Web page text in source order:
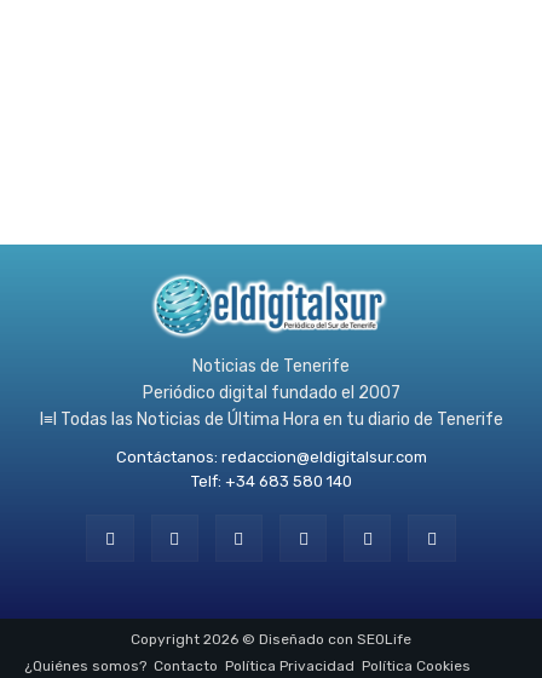
Noticias de Tenerife
Periódico digital fundado el 2007
l≡l Todas las Noticias de Última Hora en tu diario de Tenerife
Contáctanos: redaccion@eldigitalsur.com
Telf: +34 683 580 140
Copyright 2026 © Diseñado con SEOLife
¿Quiénes somos? Contacto Política Privacidad Política Cookies